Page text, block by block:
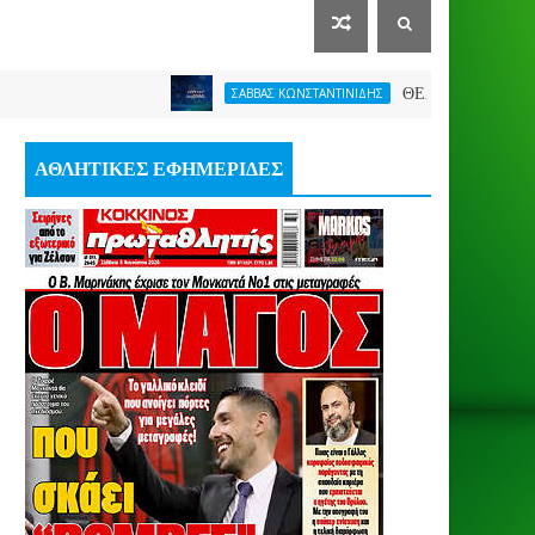
ΣΑΒΒΑΣ ΚΩΝΣΤΑΝΤΙΝΙΔΗΣ ΘΕΛΕΙ FORMAT O ΑΡΗΣ
ΑΘΛΗΤΙΚΕΣ ΕΦΗΜΕΡΙΔΕΣ